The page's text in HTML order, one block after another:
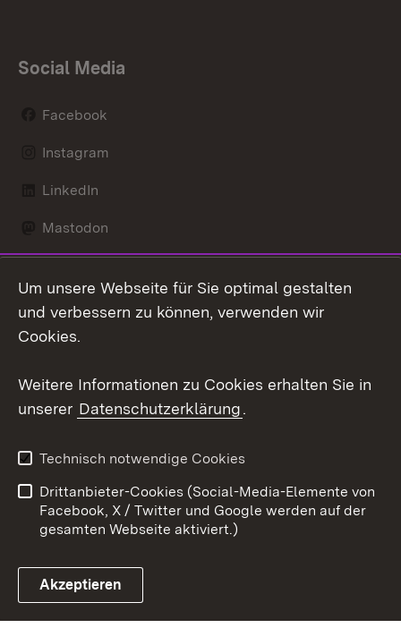
Social Media
Facebook
Instagram
LinkedIn
Mastodon
X / Twitter
Youtube
Link zum Landesportal
Kontakt
Datenschutz
Barrierefreiheit
Impressum Cookies
Um unsere Webseite für Sie optimal gestalten
und verbessern zu können, verwenden wir
Cookies.
Weitere Informationen zu Cookies erhalten Sie in
unserer Datenschutzerklärung.
Technisch notwendige Cookies
Drittanbieter-Cookies (Social-Media-Elemente von
Facebook, X / Twitter und Google werden auf der
gesamten Webseite aktiviert.)
Akzeptieren